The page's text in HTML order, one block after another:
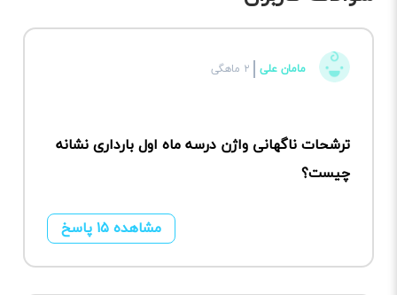
مامان علی ۲ ماهگی
ترشحات ناگهانی واژن درسه ماه اول بارداری نشانه
چیست؟
مشاهده ۱۵ پاسخ